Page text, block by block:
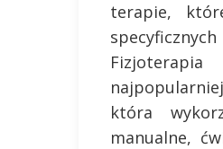
terapie,
która
manualne,